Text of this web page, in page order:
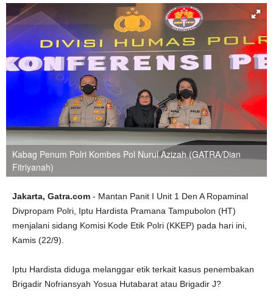
Kabag Penum Polri Kombes Pol Nurul Azizah (GATRA/Dian
Fitriyanah)
Jakarta, Gatra.com - Mantan Panit I Unit 1 Den A Ropaminal
Divpropam Polri, Iptu Hardista Pramana Tampubolon (HT)
menjalani sidang Komisi Kode Etik Polri (KKEP) pada hari ini,
Kamis (22/9).
Iptu Hardista diduga melanggar etik terkait kasus penembakan
Brigadir Nofriansyah Yosua Hutabarat atau Brigadir J?